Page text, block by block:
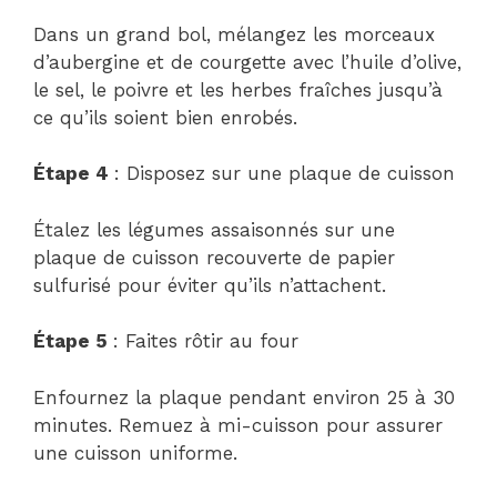
Dans un grand bol, mélangez les morceaux
d’aubergine et de courgette avec l’huile d’olive,
le sel, le poivre et les herbes fraîches jusqu’à
ce qu’ils soient bien enrobés.
Étape 4 : Disposez sur une plaque de cuisson
Étalez les légumes assaisonnés sur une
plaque de cuisson recouverte de papier
sulfurisé pour éviter qu’ils n’attachent.
Étape 5 : Faites rôtir au four
Enfournez la plaque pendant environ 25 à 30
minutes. Remuez à mi-cuisson pour assurer
une cuisson uniforme.